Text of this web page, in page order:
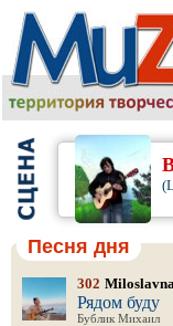
Песня дня
302
Рядом буду
Бублик Михаил